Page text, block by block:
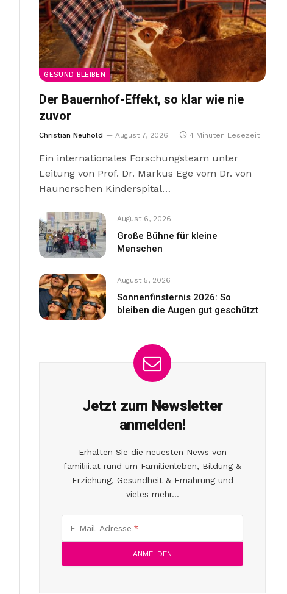
GESUND BLEIBEN
Der Bauernhof-Effekt, so klar wie nie
zuvor
Christian Neuhold August 7, 2026 4 Minuten Lesezeit
Ein internationales Forschungsteam unter
Leitung von Prof. Dr. Markus Ege vom Dr. von
Haunerschen Kinderspital…
August 6, 2026
Große Bühne für kleine
Menschen
August 5, 2026
Sonnenfinsternis 2026: So
bleiben die Augen gut geschützt
Jetzt zum Newsletter
anmelden!
Erhalten Sie die neuesten News von
familiii.at rund um Familienleben, Bildung &
Erziehung, Gesundheit & Ernährung und
vieles mehr...
E-Mail-Adresse